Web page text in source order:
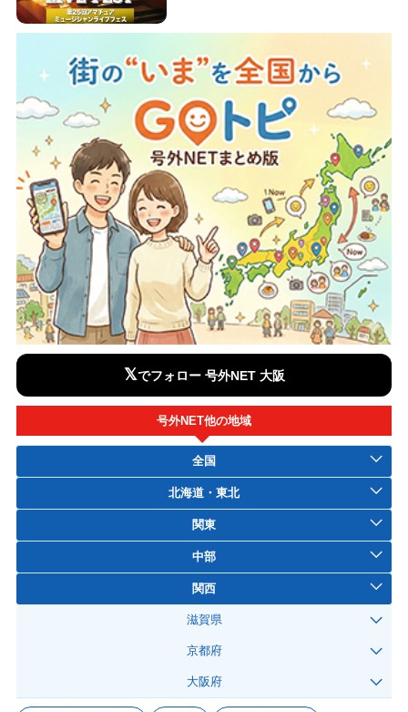
𝕏でフォロー 号外NET 大阪
号外NET他の地域
全国
北海道・東北
関東
中部
関西
滋賀県
京都府
大阪府